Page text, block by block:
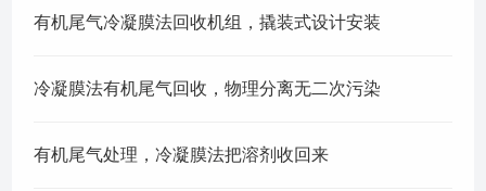
有机尾气冷凝膜法回收机组，撬装式设计安装
冷凝膜法有机尾气回收，物理分离无二次污染
有机尾气处理，冷凝膜法把溶剂收回来